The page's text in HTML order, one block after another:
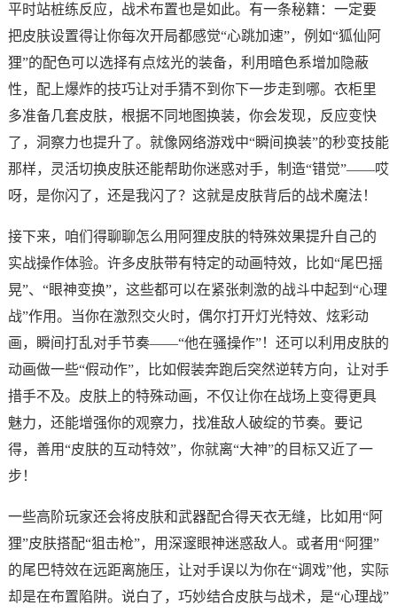
平时站桩练反应，战术布置也是如此。有一条秘籍：一定要
把皮肤设置得让你每次开局都感觉“心跳加速”，例如“狐仙阿
狸”的配色可以选择有点炫光的装备，利用暗色系增加隐蔽
性，配上爆炸的技巧让对手猜不到你下一步走到哪。衣柜里
多准备几套皮肤，根据不同地图换装，你会发现，反应变快
了，洞察力也提升了。就像网络游戏中“瞬间换装”的秒变技能
那样，灵活切换皮肤还能帮助你迷惑对手，制造“错觉”——哎
呀，是你闪了，还是我闪了？这就是皮肤背后的战术魔法！
接下来，咱们得聊聊怎么用阿狸皮肤的特殊效果提升自己的
实战操作体验。许多皮肤带有特定的动画特效，比如“尾巴摇
晃”、“眼神变换”，这些都可以在紧张刺激的战斗中起到“心理
战”作用。当你在激烈交火时，偶尔打开灯光特效、炫彩动
画，瞬间打乱对手节奏——“他在骚操作”！还可以利用皮肤的
动画做一些“假动作”，比如假装奔跑后突然逆转方向，让对手
措手不及。皮肤上的特殊动画，不仅让你在战场上变得更具
魅力，还能增强你的观察力，找准敌人破绽的节奏。要记
得，善用“皮肤的互动特效”，你就离“大神”的目标又近了一
步！
一些高阶玩家还会将皮肤和武器配合得天衣无缝，比如用“阿
狸”皮肤搭配“狙击枪”，用深邃眼神迷惑敌人。或者用“阿狸”
的尾巴特效在远距离施压，让对手误以为你在“调戏”他，实际
却是在布置陷阱。说白了，巧妙结合皮肤与战术，是“心理战”